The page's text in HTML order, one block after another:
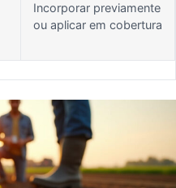
Incorporar previamente
ou aplicar em cobertura